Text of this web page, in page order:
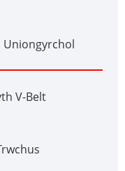
Uniongyrchol
V-Belt